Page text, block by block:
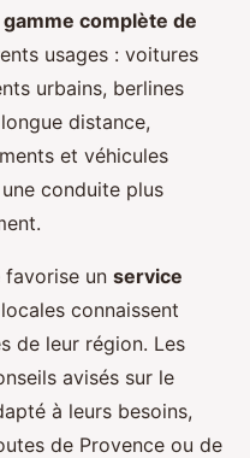
gamme complète de
usages : voitures
urbains, berlines
distance,
et véhicules
conduite plus
un service
connaissent
de leur région. Les
avisés sur le
à leurs besoins,
de Provence ou de